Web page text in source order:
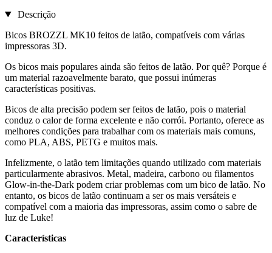
Descrição
Bicos BROZZL MK10 feitos de latão, compatíveis com várias
impressoras 3D.
Os bicos mais populares ainda são feitos de latão. Por quê? Porque é
um material razoavelmente barato, que possui inúmeras
características positivas.
Bicos de alta precisão podem ser feitos de latão, pois o material
conduz o calor de forma excelente e não corrói. Portanto, oferece as
melhores condições para trabalhar com os materiais mais comuns,
como PLA, ABS, PETG e muitos mais.
Infelizmente, o latão tem limitações quando utilizado com materiais
particularmente abrasivos. Metal, madeira, carbono ou filamentos
Glow-in-the-Dark podem criar problemas com um bico de latão. No
entanto, os bicos de latão continuam a ser os mais versáteis e
compatível com a maioria das impressoras, assim como o sabre de
luz de Luke!
Características